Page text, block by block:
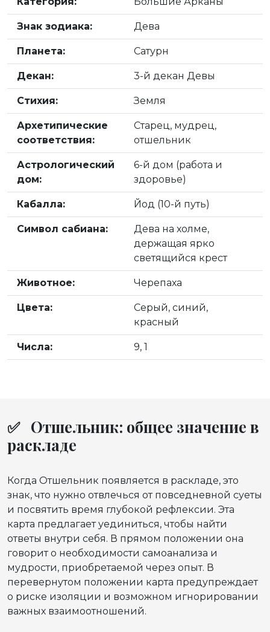
Знак зодиака: Дева
Планета: Сатурн
Декан: 3-й декан Девы
Стихия: Земля
Архетипические
соответствия:
Старец, мудрец,
отшельник
Астрологический
дом:
6-й дом (работа и
здоровье)
Кабалла: Йод (10-й путь)
Символ сабиана:
Дева на холме,
держащая ярко
светящийся крест
Животное: Черепаха
Цвета:
Серый, синий,
красный
Числа: 9, 1
✅ Отшельник: общее значение в
раскладе
Когда Отшельник появляется в раскладе, это
знак, что нужно отвлечься от повседневной суеты
и посвятить время глубокой рефлексии. Эта
карта предлагает уединиться, чтобы найти
ответы внутри себя. В прямом положении она
говорит о необходимости самоанализа и
мудрости, приобретаемой через опыт. В
перевернутом положении карта предупреждает
о риске изоляции и возможном игнорировании
важных взаимоотношений.